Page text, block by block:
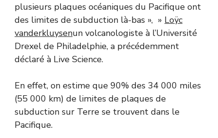
plusieurs plaques océaniques du Pacifique ont
des limites de subduction là-bas », » Loÿc
vanderkluysenun volcanologiste à l’Université
Drexel de Philadelphie, a précédemment
déclaré à Live Science.
En effet, on estime que 90% des 34 000 miles
(55 000 km) de limites de plaques de
subduction sur Terre se trouvent dans le
Pacifique.